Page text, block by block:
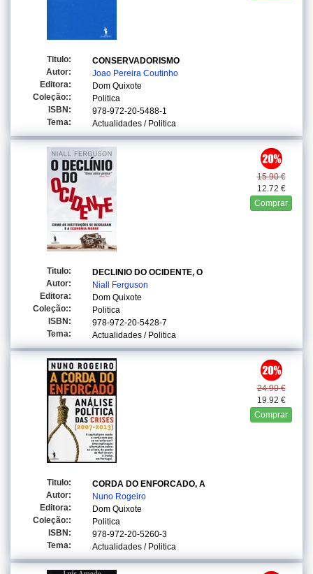
Titulo:
CONSERVADORISMO
Autor:
Joao Pereira Coutinho
Editora:
Dom Quixote
Coleção::
Politica
ISBN:
978-972-20-5488-1
Tema:
Actualidades / Politica
15.90 €
12.72 €
Comprar
Titulo:
DECLINIO DO OCIDENTE, O
Autor:
Niall Ferguson
Editora:
Dom Quixote
Coleção::
Politica
ISBN:
978-972-20-5428-7
Tema:
Actualidades / Politica
24.90 €
19.92 €
Comprar
Titulo:
CORDA DO ENFORCADO, A
Autor:
Nuno Rogeiro
Editora:
Dom Quixote
Coleção::
Politica
ISBN:
978-972-20-5260-3
Tema:
Actualidades / Politica